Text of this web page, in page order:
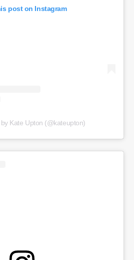
post on Instagram
Kate Upton (@kateupton)